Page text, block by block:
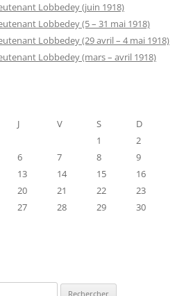
Lobbedey (juin 1918)
Lobbedey (5 – 31 mai 1918)
Lobbedey (29 avril – 4 mai 1918)
Lobbedey (mars – avril 1918)
J V S
D
1
2
6 7 8
9
13 14 15
16
20 21 22
23
27 28 29
30